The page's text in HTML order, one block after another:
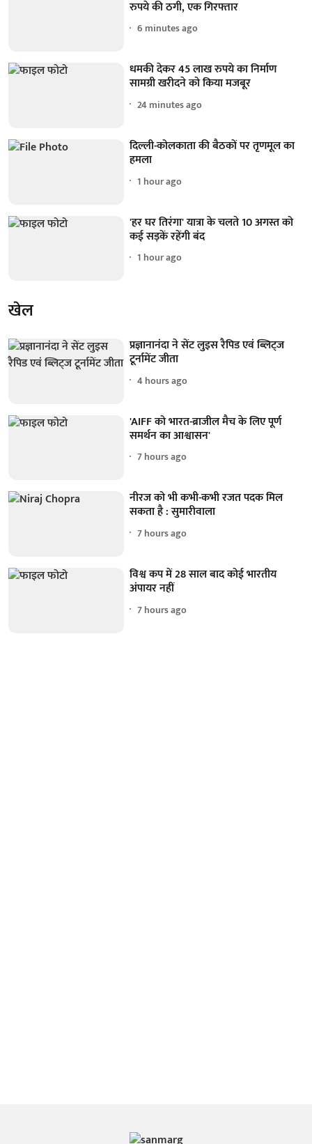
रुपये की ठगी, एक गिरफ्तार
6 minutes ago
धमकी देकर 45 लाख रुपये का निर्माण
सामग्री खरीदने को किया मजबूर
24 minutes ago
दिल्ली-कोलकाता की बैठकों पर तृणमूल का
हमला
1 hour ago
'हर घर तिरंगा' यात्रा के चलते 10 अगस्त को
कई सड़कें रहेंगी बंद
1 hour ago
खेल
प्रज्ञानानंदा ने सेंट लुइस रैपिड एवं ब्लिट्ज
टूर्नामेंट जीता
4 hours ago
'AIFF को भारत-ब्राजील मैच के लिए पूर्ण
समर्थन का आश्वासन'
7 hours ago
नीरज को भी कभी-कभी रजत पदक मिल
सकता है : सुमारीवाला
7 hours ago
विश्व कप में 28 साल बाद कोई भारतीय
अंपायर नहीं
7 hours ago